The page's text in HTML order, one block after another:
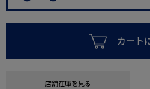
カート
店舗在庫を見る